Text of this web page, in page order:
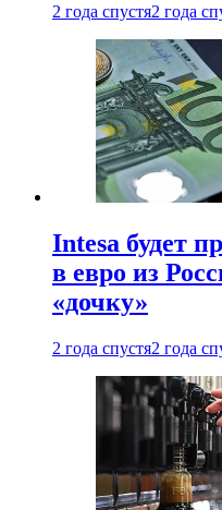
2 года спустя2 года
Intesa будет
в евро из
«дочку»
2 года спустя2 года